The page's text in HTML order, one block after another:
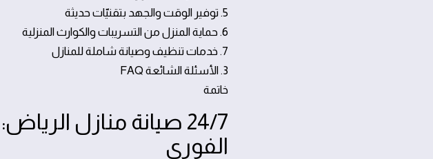
5. توفير الوقت والجهد بتقنيّات حديثة
6. حماية المنزل من التسريبات والكوارث المنزلية
7. خدمات تنظيف وصيانة شاملة للمنازل
3. الأسئلة الشائعة FAQ
خاتمة
الفوري